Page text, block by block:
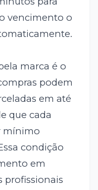
vencimento o
marca é o
podem
em até
que cada
mínimo
condição
em
profissionais